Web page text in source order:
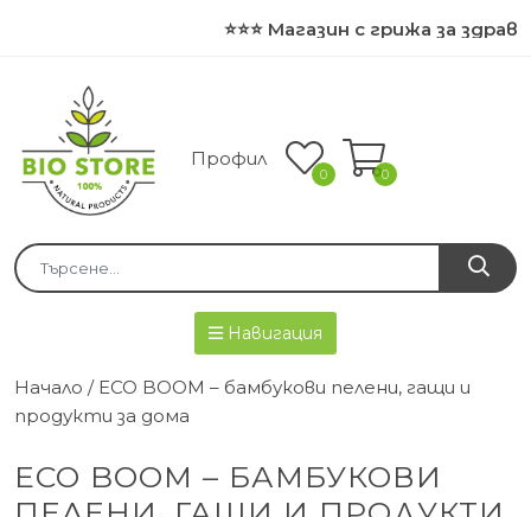
⭐⭐⭐ Магазин с грижа за
Профил
0 0
Навигация
Начало / ECO BOOM – бамбукови пелени, гащи и
продукти за дома
ECO BOOM – БАМБУКОВИ